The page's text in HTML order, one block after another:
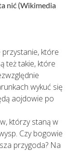
nić (Wikimedia
które
też takie, które
wykuć się
aojdowie po
którzy staną w
Czy bogowie
przygoda? Na